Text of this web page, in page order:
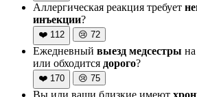
Аллергическая реакция требует
инъекции?
❤️ 112 😢 72
Ежедневный выезд медсестры
или обходится дорого?
❤️ 170 😢 75
Вы или ваши близкие имеют